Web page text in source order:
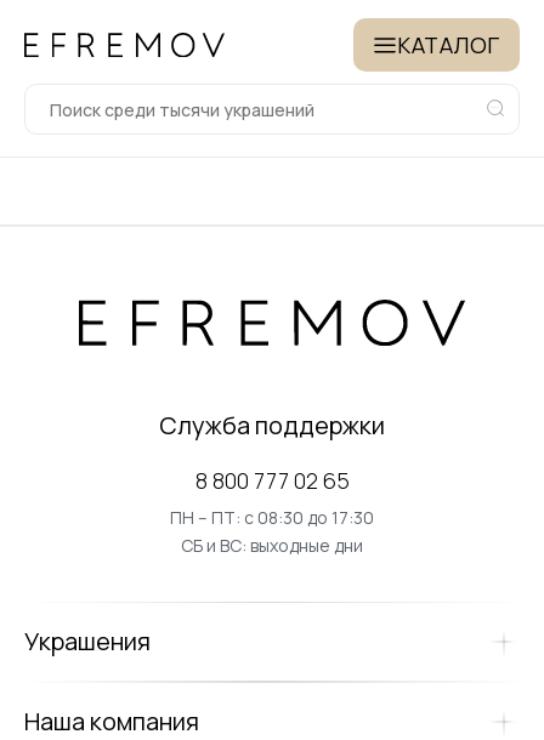
КАТАЛОГ
Служба поддержки
8 800 777 02 65
ПН – ПТ: с 08:30 до 17:30
СБ и ВС: выходные дни
Украшения
Наша компания